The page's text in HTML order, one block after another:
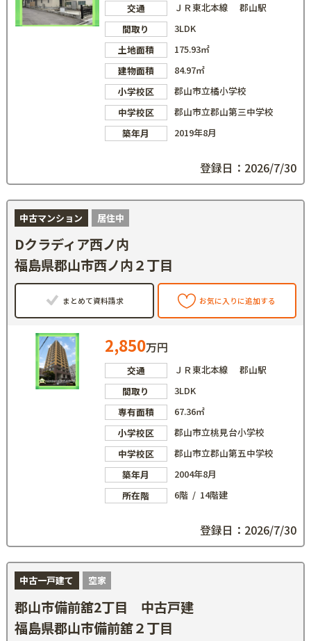
交通
ＪＲ東北本線 郡山駅
間取り
3LDK
土地面積
175.93㎡
建物面積
84.97㎡
小学校区
郡山市立橘小学校
中学校区
郡山市立郡山第三中学校
築年月
2019年8月
登録日：2026/7/30
中古マンション 居住中
Dクラディア西ノ内
福島県郡山市西ノ内２丁目
まとめて資料請求 お気に入りに追加する
2,850万円
交通
ＪＲ東北本線 郡山駅
間取り
3LDK
専有面積
67.36㎡
小学校区
郡山市立桃見台小学校
中学校区
郡山市立郡山第五中学校
築年月
2004年8月
所在階
6階 / 14階建
登録日：2026/7/30
中古一戸建て 空家
郡山市備前舘2丁目 中古戸建
福島県郡山市備前舘２丁目